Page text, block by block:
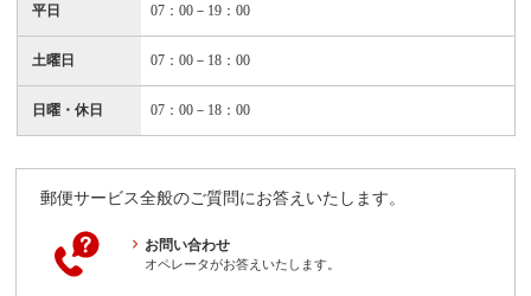
平日 07：00－19：00
土曜日 07：00－18：00
日曜・休日 07：00－18：00
郵便サービス全般のご質問にお答えいたします。
お問い合わせ
オペレータがお答えいたします。